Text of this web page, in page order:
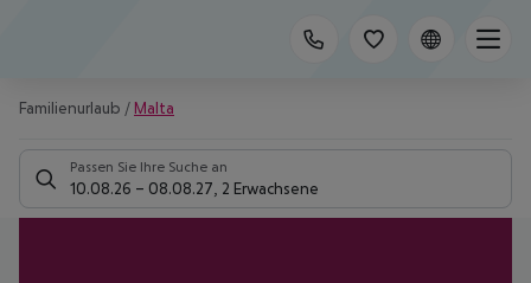
Familienurlaub / Malta
Passen Sie Ihre Suche an
10.08.26 – 08.08.27 2 Erwachsene